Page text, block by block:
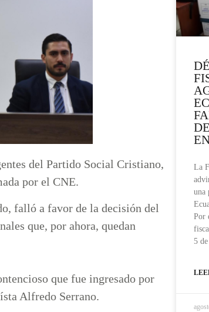
del Partido Social Cristiano,
por el CNE.
falló a favor de la decisión del
que, por ahora, quedan
que fue ingresado por
Alfredo Serrano.
La
una
Por
5 de